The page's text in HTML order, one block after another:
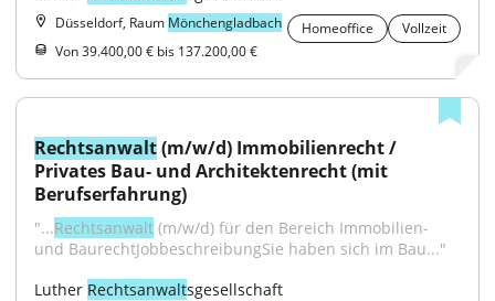
Düsseldorf, Raum Mönchengladbach Homeoffice
Vollzeit
Von 39.400,00 € bis 137.200,00 €
Rechtsanwalt (m/w/d) Immobilienrecht /
Privates Bau- und Architektenrecht (mit
Berufserfahrung)
"...Rechtsanwalt (m/w/d) für den Bereich Immobilien-
und BaurechtJobbeschreibungSie haben sich im Bau..."
Luther Rechtsanwaltsgesellschaft